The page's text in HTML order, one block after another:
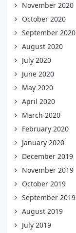
November 2020
October 2020
September 2020
August 2020
July 2020
June 2020
May 2020
April 2020
March 2020
February 2020
January 2020
December 2019
November 2019
October 2019
September 2019
August 2019
July 2019